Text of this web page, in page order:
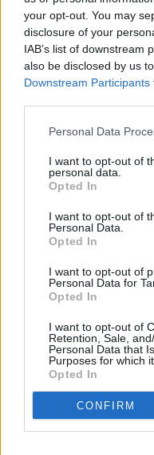
your opt-out. You may
disclosure of your
IAB’s list of downstream
also be disclosed by us
Downstream Participants
Personal Data
I want to opt-out of
personal data.
Opted In
I want to opt-out of
Personal Data.
Opted In
I want to opt-out of
Personal Data for
Opted In
I want to opt-out of
Retention, Sale,
Personal Data that
Purposes for which
Opted In
CONFIRM
Η αγορά πιέζεται,
αδιέξοδο με τα